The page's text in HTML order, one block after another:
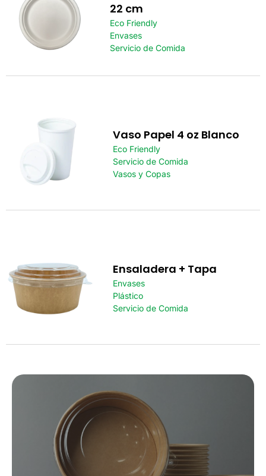
22 cm
Eco Friendly
Envases
Servicio de Comida
Vaso Papel 4 oz Blanco
Eco Friendly
Servicio de Comida
Vasos y Copas
Ensaladera + Tapa
Envases
Plástico
Servicio de Comida